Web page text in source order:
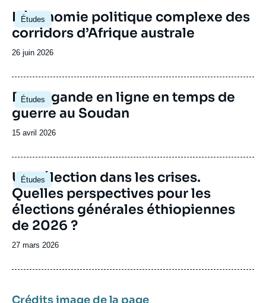
Études
Image
principale
L’économie politique complexe des
corridors d’Afrique australe
Date
publication
26 juin 2026
Études
Image
principale
Propagande en ligne en temps de
guerre au Soudan
Date
publication
15 avril 2026
Études
Image
principale
Une élection dans les crises.
Quelles perspectives pour les
élections générales éthiopiennes
de 2026 ?
Date
publication
27 mars 2026
Crédits image de la page